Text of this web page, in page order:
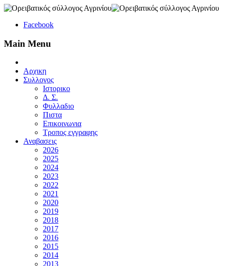
Facebook
Main Menu
Αρχικη
Συλλογος
Ιστορικο
Δ. Σ.
Φυλλαδιο
Πιστα
Επικοινωνια
Τροπος εγγραφης
Αναβασεις
2026
2025
2024
2023
2022
2021
2020
2019
2018
2017
2016
2015
2014
2013